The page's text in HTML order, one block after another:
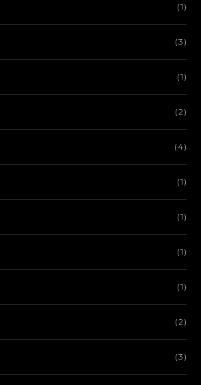
(1)
(3)
(1)
(2)
(4)
(1)
(1)
(1)
(1)
(2)
(3)